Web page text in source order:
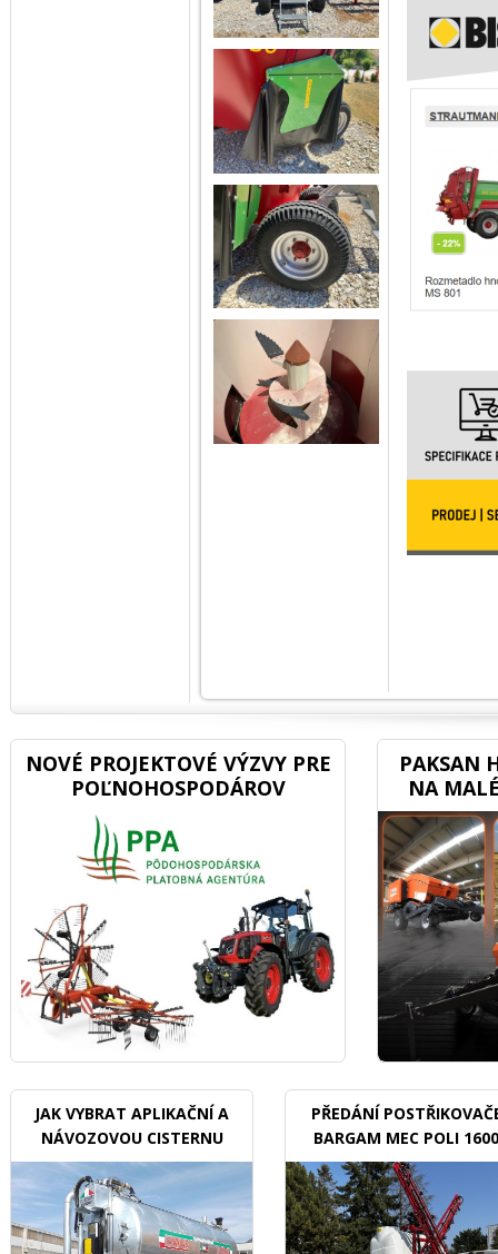
NOVÉ PROJEKTOVÉ VÝZVY PRE
POĽNOHOSPODÁROV
PAKSAN
NA
JAK VYBRAT APLIKAČNÍ A
NÁVOZOVOU CISTERNU
PŘEDÁNÍ
BARGAM MEC POLI 1600
BDX